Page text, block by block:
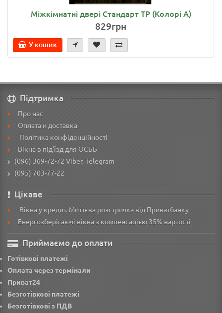
Міжкімнатні двері Стандарт ТР (Колорі А)
829грн
У кошик
Підтримка
Про нас
Оплата и доставка
Політика конфіденційності
Вікна в під’їзд для ОСББ
(096) 369-72-72 Viber, Telegram
(095) 703-77-22
Цікаве
Вікна у кредит. Миттєва розстрочка від Приватбанку
Енергозберігаючі вікна з компенсацією 35% вартості
Приймаємо до оплати
Готівкові платежі
Оплата через термінали
Приват24
Безготівкові платежі
Безготівкові з ПДВ